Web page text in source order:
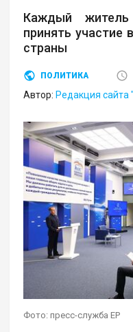
Каждый
принять участие
страны
ПОЛИТИКА
Автор: Редакция сайта
Фото: пресс-служба ЕР